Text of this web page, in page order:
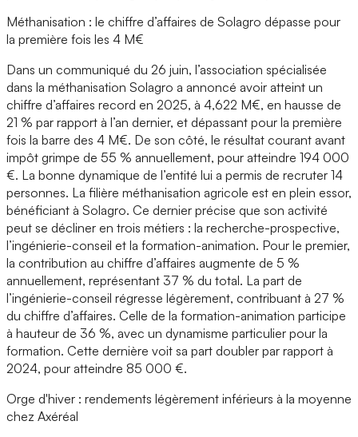
Méthanisation : le chiffre d’affaires de Solagro dépasse pour
la première fois les 4 M€
Dans un communiqué du 26 juin, l’association spécialisée
dans la méthanisation Solagro a annoncé avoir atteint un
chiffre d’affaires record en 2025, à 4,622 M€, en hausse de
21 % par rapport à l’an dernier, et dépassant pour la première
fois la barre des 4 M€. De son côté, le résultat courant avant
impôt grimpe de 55 % annuellement, pour atteindre 194 000
€. La bonne dynamique de l’entité lui a permis de recruter 14
personnes. La filière méthanisation agricole est en plein essor,
bénéficiant à Solagro. Ce dernier précise que son activité
peut se décliner en trois métiers : la recherche-prospective,
l’ingénierie-conseil et la formation-animation. Pour le premier,
la contribution au chiffre d’affaires augmente de 5 %
annuellement, représentant 37 % du total. La part de
l’ingénierie-conseil régresse légèrement, contribuant à 27 %
du chiffre d’affaires. Celle de la formation-animation participe
à hauteur de 36 %, avec un dynamisme particulier pour la
formation. Cette dernière voit sa part doubler par rapport à
2024, pour atteindre 85 000 €.
Orge d'hiver : rendements légèrement inférieurs à la moyenne
chez Axéréal